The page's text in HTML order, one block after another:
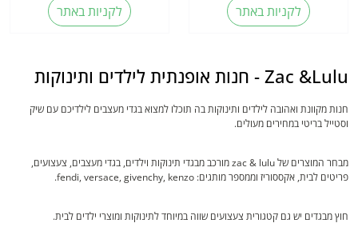
לקניות באתר לקניות באתר
Zac &Lulu - חנות אופנתית לילדים ותינוקות
חנות מקוונת ואהובה לילדים ותינוקות בה תוכלו למצוא בגדי מעצבים לילדיכם עם שיק
וסטייל בריטי במחירים מעולים.
מבחר המוצרים של zac & lulu מורכב מבגדי תינוקות וילדים, בגדי מעצבים, צעצועים,
פריטים לבית, אקססוריז וממספר מותגים: fendi, versace, givenchy, kenzo.
חוץ מבגדים יש גם קטגורית צעצועים שווה במיוחד לתינוקות ומוצרי ילדים לבית.